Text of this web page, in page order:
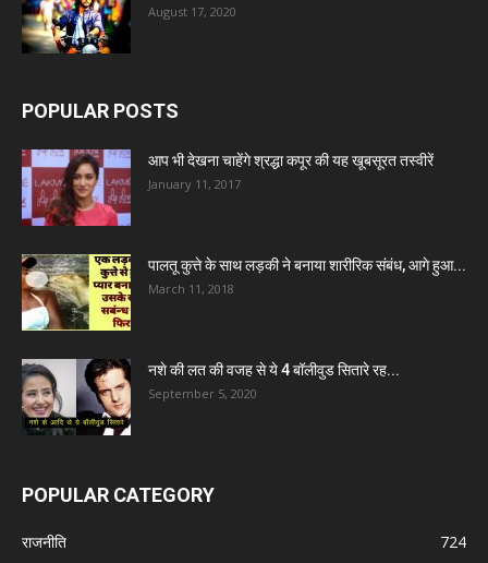
August 17, 2020
POPULAR POSTS
आप भी देखना चाहेंगे श्रद्धा कपूर की यह खूबसूरत तस्वीरें
January 11, 2017
पालतू कुत्ते के साथ लड़की ने बनाया शारीरिक संबंध, आगे हुआ...
March 11, 2018
नशे की लत की वजह से ये 4 बॉलीवुड सितारे रह...
September 5, 2020
POPULAR CATEGORY
राजनीति
724